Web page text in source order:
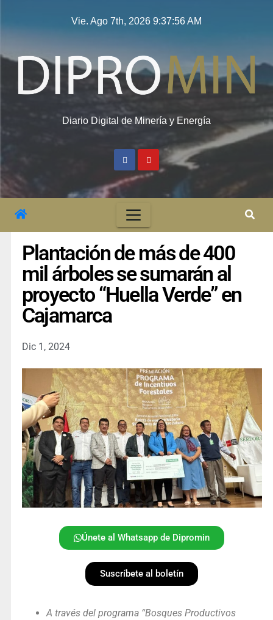
Vie. Ago 7th, 2026 9:37:57 AM
Diario Digital de Minería y Energía
Plantación de más de 400
mil árboles se sumarán al
proyecto “Huella Verde” en
Cajamarca
Dic 1, 2024
Únete al Whatsapp de Dipromin
Suscríbete al boletín
A través del programa “Bosques Productivos